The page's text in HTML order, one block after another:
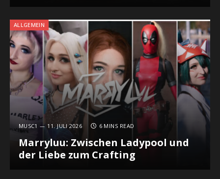
ALLGEMEIN
MUSC1 11. JULI 2026 6 MINS READ
Marryluu: Zwischen Ladypool und
der Liebe zum Crafting